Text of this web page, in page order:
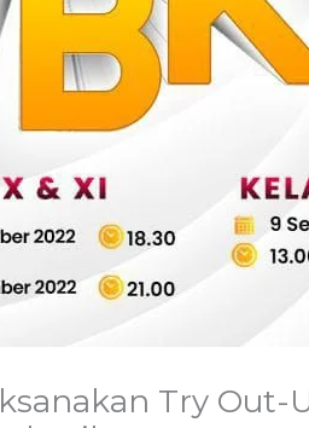
Try Out-